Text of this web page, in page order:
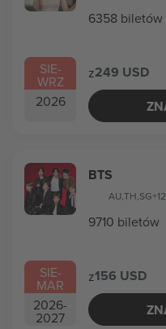
SIE-
WRZ
2026
6358 biletów
z249 USD
SIE-
MAR
2026-
2027
BTS
AU,TH,SG
9710 biletów
z156 USD